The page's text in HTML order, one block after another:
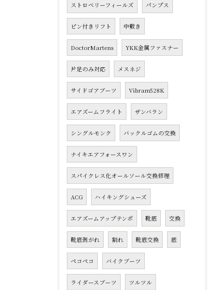
ストロベリーフィールズ パンプス
ピン付きリフト 中敷き
DoctorMartens YKK金属ファスナー
片足のみ対応 メスネジ
サイドゴアブーツ Vibram528K
エアズームフライト ザンバラン
シングルモンク バックルゴムの交換
ナイキエアフォースワン
スパイクレス化オールソール交換修理
ACG ハイキングシューズ
エアズームアップテンポ 靴底 交換
靴底剥がれ 割れ 靴底交換 底
ペコペコ バイクブーツ
ライダースブーツ ツルツル